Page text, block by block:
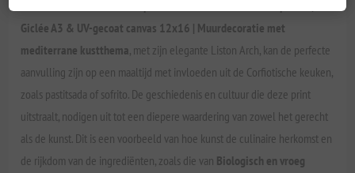
Giclée A3 & UV-gecoat canvas 12x16 | Muurdecoratie met
mediterrane kustthema, met zijn elegante Liston Arch, kan de perfecte
aanvulling zijn op een maaltijd met invloeden uit de Corfiotische keuken,
zoals pastitsada of sofrito. De geschiedenis en cultuur die deze print
uitstraalt, nodigen uit tot een diepere waardering van zowel het gerecht
als de kunst. Dit is een voorbeeld van hoe kunst de culinaire herkomst en
de rijkdom van de ingrediënten, zoals die van Biologisch en vroeg